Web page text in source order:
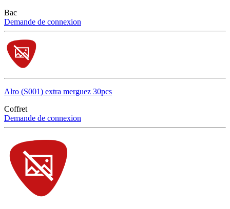
Bac
Demande de connexion
Alro (S001) extra merguez 30pcs
Coffret
Demande de connexion